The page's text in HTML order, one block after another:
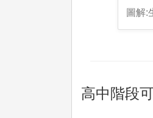
圖解:
高中階段